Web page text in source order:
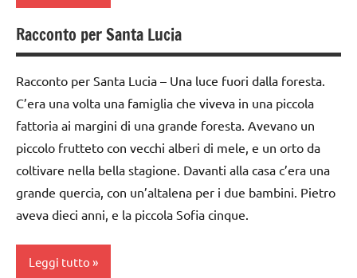
PEDAGOGIE
STAGIONI
Steiner
ARGOMENTI
PER ETA'
dai
6
FESTE
DELL'ANNO
GUIDA
DIDATTICA
WALDORF
Inverno
cardata
arte
Waldorf
carta
cartamodelli
dai
6
anni
DOWNLOAD
FESTE
DELL'ANNO
Racconto per Santa Lucia
Racconto per Santa Lucia – Una luce fuori dalla foresta.
C’era una volta una famiglia che viveva in una piccola
fattoria ai margini di una grande foresta. Avevano un
piccolo frutteto con vecchi alberi di mele, e un orto da
coltivare nella bella stagione. Davanti alla casa c’era una
grande quercia, con un’altalena per i due bambini. Pietro
aveva dieci anni, e la piccola Sofia cinque.
Leggi tutto